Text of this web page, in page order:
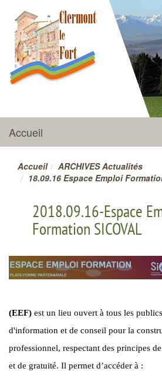
CLERMONT-LE-FORT
Accueil
Accueil
ARCHIVES Actualités
18.09.16 Espace Emploi
2018.09.16-Espace
Formation SICOVAL
(EEF) est un lieu ouvert à tous les
d'information et de conseil pour la
professionnel, respectant des principes
et de gratuité. Il permet d’accéder à :